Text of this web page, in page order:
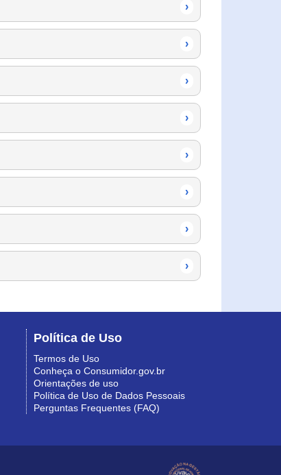
›
›
›
›
›
›
›
›
Política de Uso
Termos de Uso
Conheça o Consumidor.gov.br
Orientações de uso
Política de Uso de Dados Pessoais
Perguntas Frequentes (FAQ)